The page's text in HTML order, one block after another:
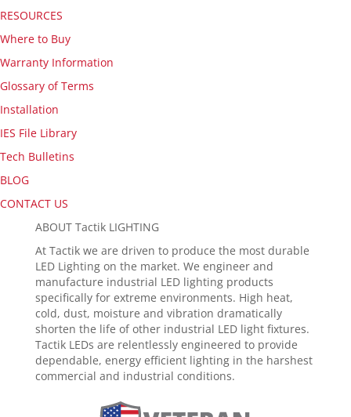
RESOURCES
Where to Buy
Warranty Information
Glossary of Terms
Installation
IES File Library
Tech Bulletins
BLOG
CONTACT US
ABOUT Tactik LIGHTING
At Tactik we are driven to produce the most durable
LED Lighting on the market. We engineer and
manufacture industrial LED lighting products
specifically for extreme environments. High heat,
cold, dust, moisture and vibration dramatically
shorten the life of other industrial LED light fixtures.
Tactik LEDs are relentlessly engineered to provide
dependable, energy efficient lighting in the harshest
commercial and industrial conditions.